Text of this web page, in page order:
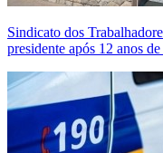
Sindicato dos
presidente após 12 anos